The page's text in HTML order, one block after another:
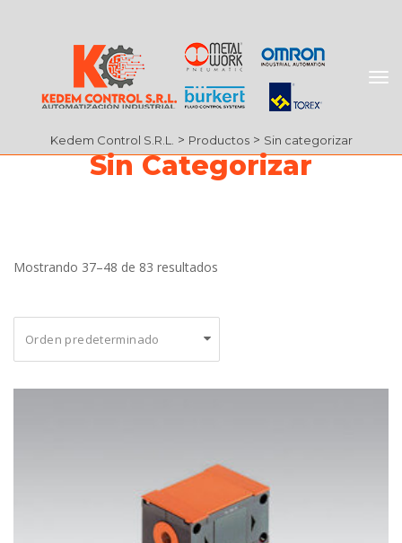
Kedem Control S.R.L. > Producto > Sin categorizar
Sin Categorizar
Mostrando 37–48 de 83 resultado